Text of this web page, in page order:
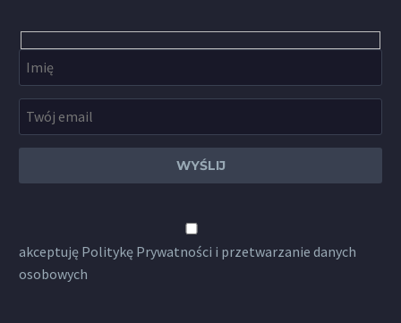
akceptuję Politykę Prywatności i przetwarzanie danych
osobowych